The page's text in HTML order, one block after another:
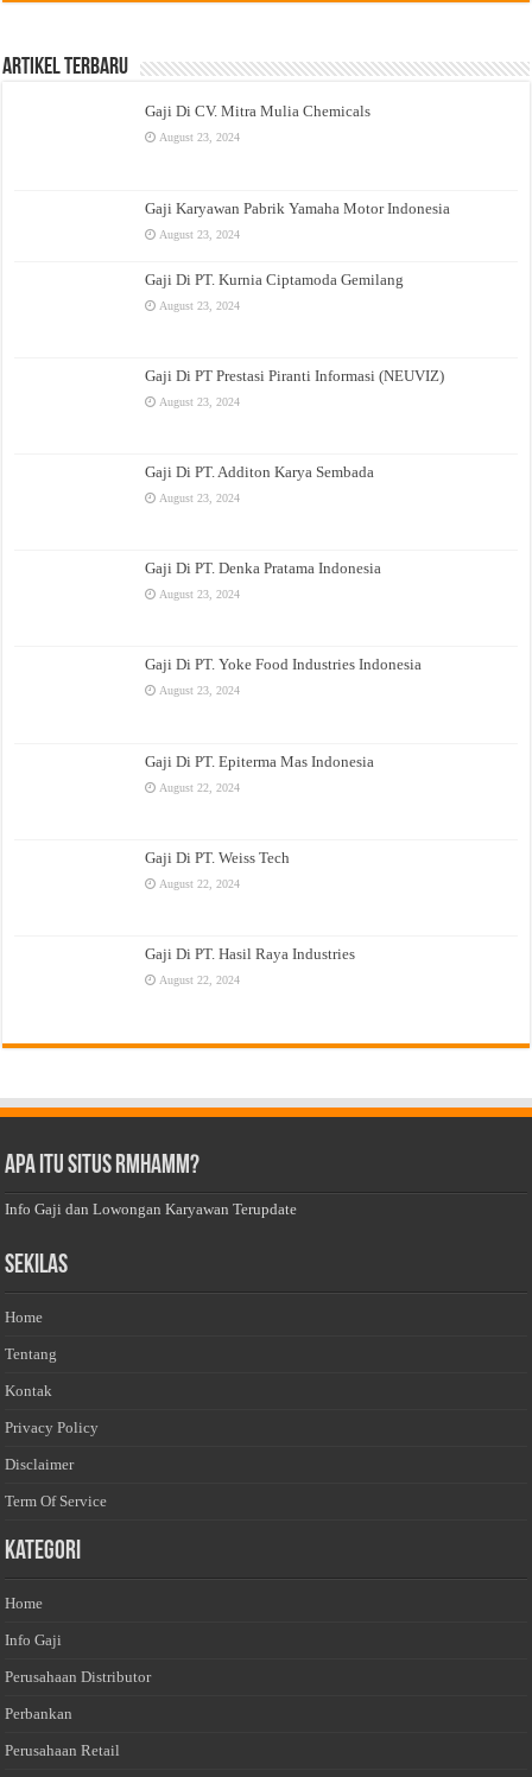
Artikel Terbaru
Gaji Di CV. Mitra Mulia Chemicals
August 23, 2024
Gaji Karyawan Pabrik Yamaha Motor Indonesia
August 23, 2024
Gaji Di PT. Kurnia Ciptamoda Gemilang
August 23, 2024
Gaji Di PT Prestasi Piranti Informasi (NEUVIZ)
August 23, 2024
Gaji Di PT. Additon Karya Sembada
August 23, 2024
Gaji Di PT. Denka Pratama Indonesia
August 23, 2024
Gaji Di PT. Yoke Food Industries Indonesia
August 23, 2024
Gaji Di PT. Epiterma Mas Indonesia
August 22, 2024
Gaji Di PT. Weiss Tech
August 22, 2024
Gaji Di PT. Hasil Raya Industries
August 22, 2024
Apa Itu Situs Rmhamm?
Info Gaji dan Lowongan Karyawan Terupdate
Sekilas
Home
Tentang
Kontak
Privacy Policy
Disclaimer
Term Of Service
Kategori
Home
Info Gaji
Perusahaan Distributor
Perbankan
Perusahaan Retail